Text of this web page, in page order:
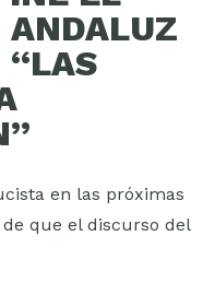
ANDALUZ
“LAS
en las próximas
que el discurso del